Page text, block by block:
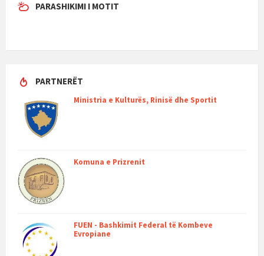
PARASHIKIMI I MOTIT
PARTNERËT
Ministria e Kulturës, Rinisë dhe Sportit
Komuna e Prizrenit
FUEN - Bashkimit Federal të Kombeve
Evropiane